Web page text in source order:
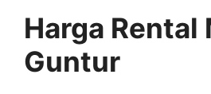
Harga Rental
Guntur